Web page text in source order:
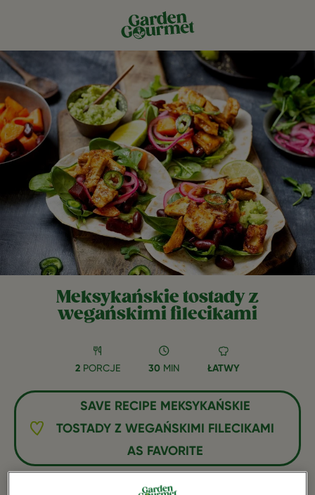
Meksykańskie tostady z
wegańskimi filecikami
2 PORCJE 30 MIN ŁATWY
SAVE RECIPE MEKSYKAŃSKIE
TOSTADY Z WEGAŃSKIMI FILECIKAMI
AS FAVORITE
FacebookTwitterWhatsApp